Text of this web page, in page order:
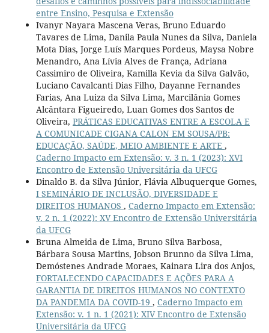
entre Ensino, Pesquisa e Extensão
Ivanyr Nayara Mascena Veras, Bruno Eduardo
Tavares de Lima, Danila Paula Nunes da Silva, Daniela
Mota Dias, Jorge Luís Marques Pordeus, Maysa Nobre
Menandro, Ana Lívia Alves de França, Adriana
Cassimiro de Oliveira, Kamilla Kevia da Silva Galvão,
Luciano Cavalcanti Dias Filho, Dayanne Fernandes
Farias, Ana Luiza da Silva Lima, Marcilânia Gomes
Alcântara Figueiredo, Luan Gomes dos Santos de
Oliveira, PRÁTICAS EDUCATIVAS ENTRE A ESCOLA E
A COMUNICADE CIGANA CALON EM SOUSA/PB:
EDUCAÇÃO, SAÚDE, MEIO AMBIENTE E ARTE ,
Caderno Impacto em Extensão: v. 3 n. 1 (2023): XVI
Encontro de Extensão Universitária da UFCG
Dinaldo B. da Silva Júnior, Flávia Albuquerque Gomes,
I SEMINÁRIO DE INCLUSÃO, DIVERSIDADE E
DIREITOS HUMANOS , Caderno Impacto em Extensão:
v. 2 n. 1 (2022): XV Encontro de Extensão Universitária
da UFCG
Bruna Almeida de Lima, Bruno Silva Barbosa,
Bárbara Sousa Martins, Jobson Brunno da Silva Lima,
Demóstenes Andrade Moraes, Kainara Lira dos Anjos,
FORTALECENDO CAPACIDADES E AÇÕES PARA A
GARANTIA DE DIREITOS HUMANOS NO CONTEXTO
DA PANDEMIA DA COVID-19 , Caderno Impacto em
Extensão: v. 1 n. 1 (2021): XIV Encontro de Extensão
Universitária da UFCG